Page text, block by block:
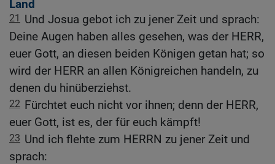
Land
21 Und Josua gebot ich zu jener Zeit und sprach:
Deine Augen haben alles gesehen, was der HERR,
euer Gott, an diesen beiden Königen getan hat; so
wird der HERR an allen Königreichen handeln, zu
denen du hinüberziehst.
22 Fürchtet euch nicht vor ihnen; denn der HERR,
euer Gott, ist es, der für euch kämpft!
23 Und ich flehte zum HERRN zu jener Zeit und
sprach: